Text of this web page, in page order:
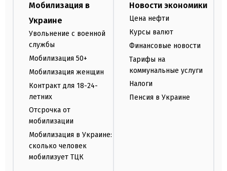
Мобилизация в
Украине
Увольнение с военной
службы
Мобилизация 50+
Мобилизация женщин
Контракт для 18-24-
летних
Отсрочка от
мобилизации
Мобилизация в Украине:
сколько человек
мобилизует ТЦК
Новости экономики
Цена нефти
Курсы валют
Финансовые новости
Тарифы на
коммунальные услуги
Налоги
Пенсия в Украине